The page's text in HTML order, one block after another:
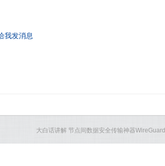
大白话讲解 节点间数据安全传输神器WireGuard